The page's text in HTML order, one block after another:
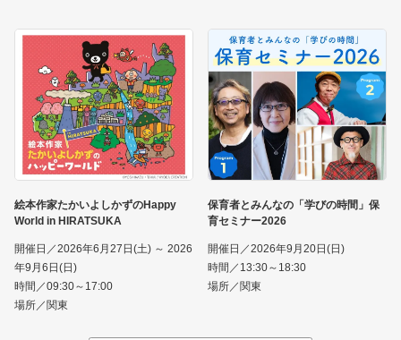
絵本作家たかいよしかずのHappy
World in HIRATSUKA
開催日／2026年6月27日(土) ～ 2026
年9月6日(日)
時間／09:30～17:00
場所／関東
保育者とみんなの「学びの時間」保
育セミナー2026
開催日／2026年9月20日(日)
時間／13:30～18:30
場所／関東